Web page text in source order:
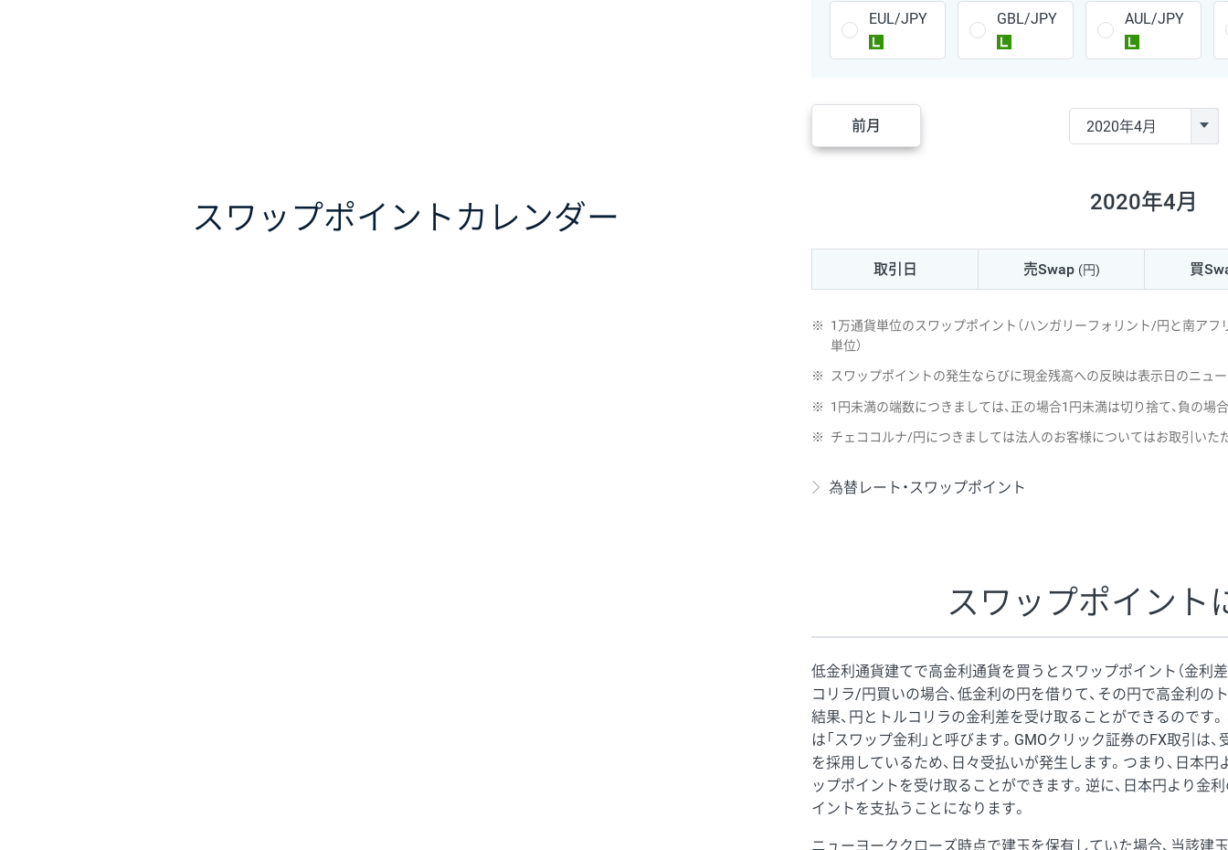
スワップポイント カレンダー
PLN/JPY 35円
HUF/JPY 16円
ZAR/JPY 130円
MXN/JPY 140円
AUD/USD
EUR/AUD 103円
160円
※ハンガリーフォリント/円と南アフリカランド/円とメキシコペソ/
EUL/JPY
GBL/JPY
AUL/JPY
前月
2020年4月
取引日 売Swap (円) 買
※
1万通貨単位のスワップポイント（ハンガリーフォリント/円と南ア
単位）
※ スワップポイントの発生ならびに現金残高への反映は表示日のニュ
※ 1円未満の端数につきましては、正の場合1円未満は切り捨て、負の場
※ チェココルナ/円につきましては法人のお客様についてはお取引いた
為替レート・スワップポイント
スワップポイント
低金利通貨建てで高金利通貨を買うとスワップポイント（金利
コリラ/円買いの場合、低金利の円を借りて、その円で高金利の
結果、円とトルコリラの金利差を受け取ることができるのです
は「スワップ金利」と呼びます。GMOクリック証券のFX取引は
を採用しているため、日々受払いが発生します。つまり、日本
ップポイントを受け取ることができます。逆に、日本円より金
イントを支払うことになります。
ニューヨーククローズ時点で建玉を保有していた場合、当該建